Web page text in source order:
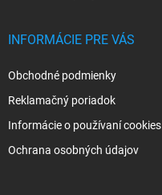
INFORMÁCIE PRE VÁS
Obchodné podmienky
Reklamačný poriadok
Informácie o používaní cookies
Ochrana osobných údajov